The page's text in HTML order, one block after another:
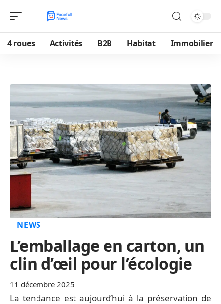
4 roues Activités B2B Habitat Immobilier
NEWS
L’emballage en carton, un
clin d’œil pour l’écologie
11 décembre 2025
La tendance est aujourd’hui à la préservation de